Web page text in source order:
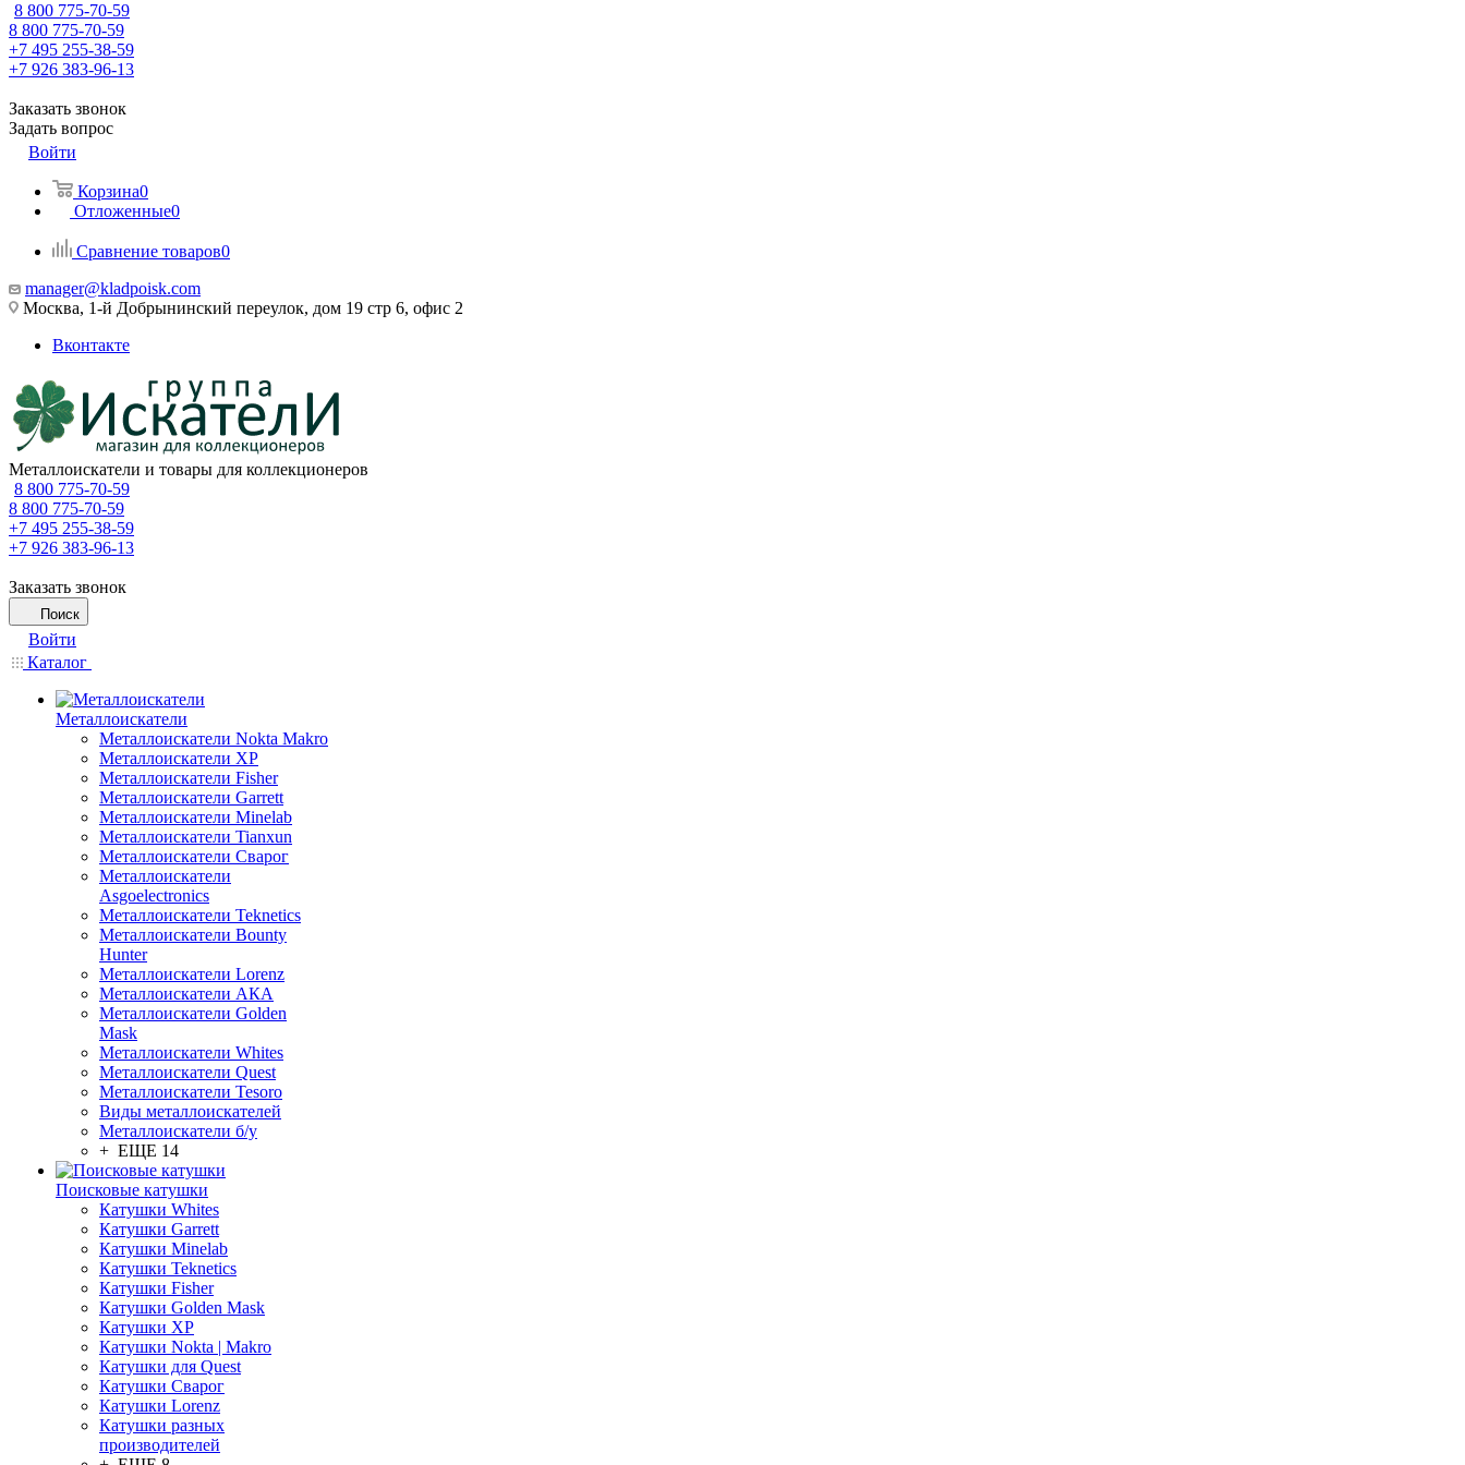
8 800 775-70-59
8 800 775-70-59
+7 495 255-38-59
+7 926 383-96-13
Заказать звонок
Задать вопрос
Войти
Корзина0
Отложенные0
Сравнение товаров0
manager@kladpoisk.com
Москва, 1-й Добрынинский переулок, дом 19 стр 6, офис 2
Вконтакте
Металлоискатели и товары для коллекционеров
8 800 775-70-59
8 800 775-70-59
+7 495 255-38-59
+7 926 383-96-13
Заказать звонок
Поиск
Войти
Каталог
Металлоискатели
Металлоискатели Nokta Makro
Металлоискатели XP
Металлоискатели Fisher
Металлоискатели Garrett
Металлоискатели Minelab
Металлоискатели Tianxun
Металлоискатели Сварог
Металлоискатели
Asgoelectronics
Металлоискатели Teknetics
Металлоискатели Bounty
Hunter
Металлоискатели Lorenz
Металлоискатели АКА
Металлоискатели Golden
Mask
Металлоискатели Whites
Металлоискатели Quest
Металлоискатели Tesoro
Виды металлоискателей
Металлоискатели б/у
+ ЕЩЕ 14
Поисковые катушки
Катушки Whites
Катушки Garrett
Катушки Minelab
Катушки Teknetics
Катушки Fisher
Катушки Golden Mask
Катушки XP
Катушки Nokta | Makro
Катушки для Quest
Катушки Сварог
Катушки Lorenz
Катушки разных
производителей